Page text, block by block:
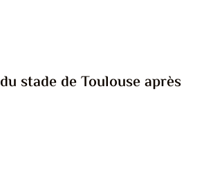
stade de Toulouse après